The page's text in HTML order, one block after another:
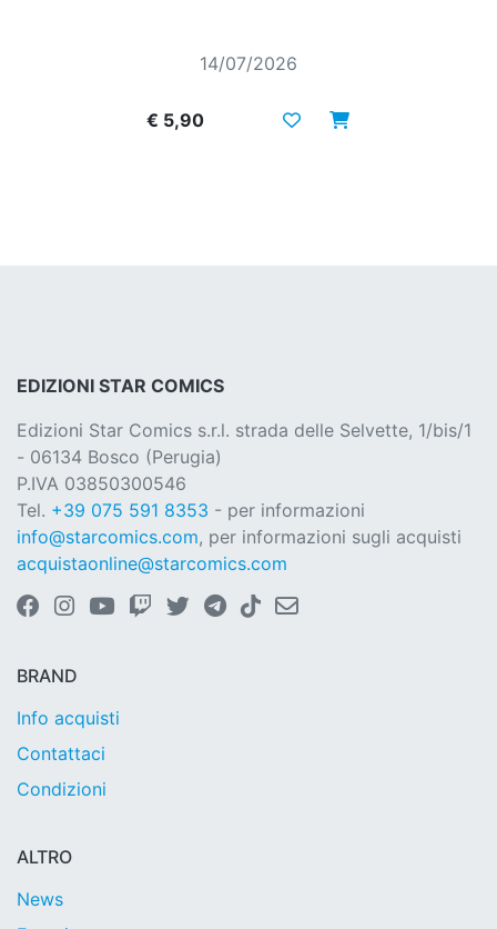
14/07/2026
€ 5,90
EDIZIONI STAR COMICS
Edizioni Star Comics s.r.l. strada delle Selvette, 1/bis/1
- 06134 Bosco (Perugia)
P.IVA 03850300546
Tel. +39 075 591 8353 - per informazioni
info@starcomics.com, per informazioni sugli acquisti
acquistaonline@starcomics.com
BRAND
Info acquisti
Contattaci
Condizioni
ALTRO
News